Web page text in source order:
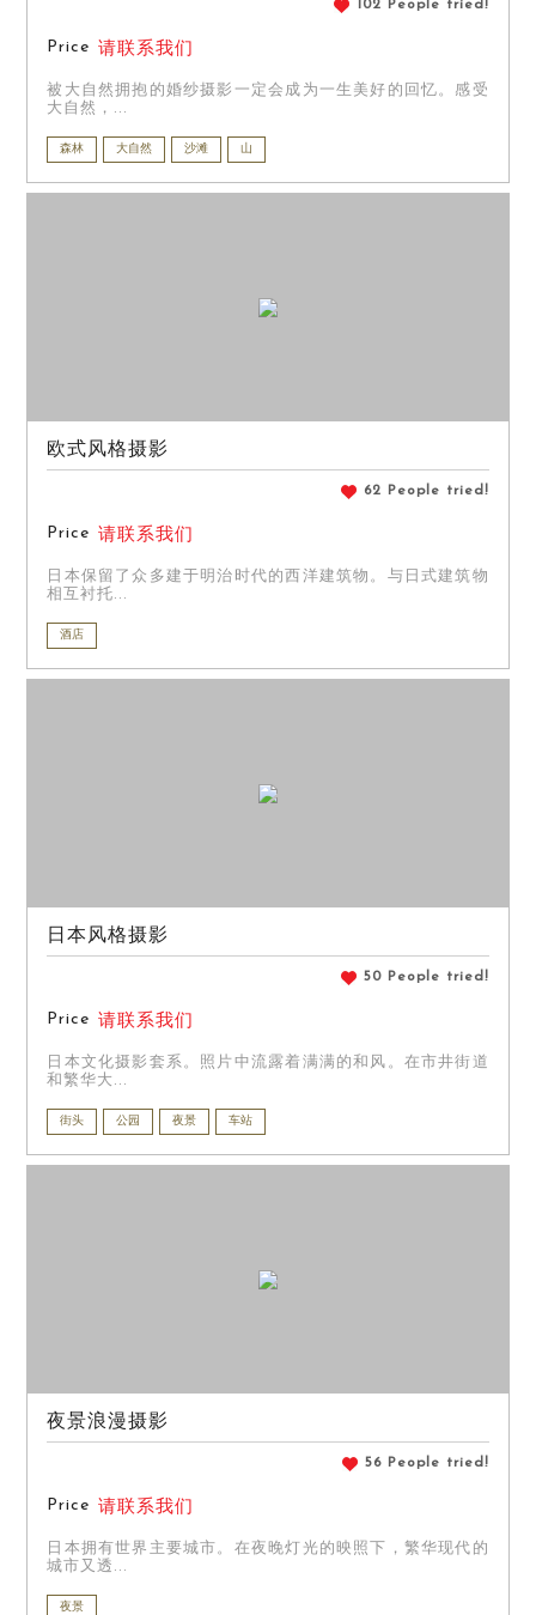
102 People tried!
Price 请联系我们
被大自然拥抱的婚纱摄影一定会成为一生美好的回忆。感受
大自然，...
森林 大自然 沙滩 山
欧式风格摄影
62 People tried!
Price 请联系我们
日本保留了众多建于明治时代的西洋建筑物。与日式建筑物
相互衬托...
酒店
日本风格摄影
50 People tried!
Price 请联系我们
日本文化摄影套系。照片中流露着满满的和风。在市井街道
和繁华大...
街头 公园 夜景 车站
夜景浪漫摄影
56 People tried!
Price 请联系我们
日本拥有世界主要城市。在夜晚灯光的映照下，繁华现代的
城市又透...
夜景